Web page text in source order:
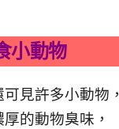
小動物
見許多小動物，
的動物臭味，